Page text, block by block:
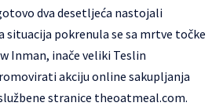
dva desetljeća nastojali
situacija pokrenula se sa mrtve točke
Inman, inače veliki Teslin
akciju online sakupljanja
stranice theoatmeal.com.